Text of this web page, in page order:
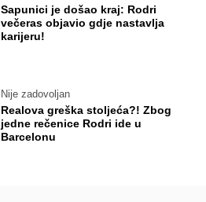
Sapunici je došao kraj: Rodri
večeras objavio gdje nastavlja
karijeru!
Nije zadovoljan
Realova greška stoljeća?! Zbog
jedne rečenice Rodri ide u
Barcelonu